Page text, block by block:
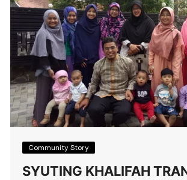
Community Story
SYUTING KHALIFAH